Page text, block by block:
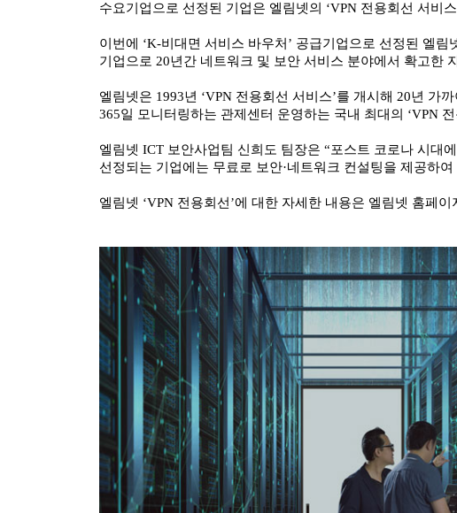
수요기업으로 선정된 기업은 엘림넷의 ‘VPN 전용회선 서비
이번에 ‘K-비대면 서비스 바우처’ 공급기업으로 선정된 엘
기업으로 20년간 네트워크 및 보안 서비스 분야에서 확고한
엘림넷은 1993년 ‘VPN 전용회선 서비스’를 개시해 20년 가
365일 모니터링하는 관제센터 운영하는 국내 최대의 ‘VPN
엘림넷 ICT 보안사업팀 신희도 팀장은 “포스트 코로나 시대
선정되는 기업에는 무료로 보안·네트워크 컨설팅을 제공하
엘림넷 ‘VPN 전용회선’에 대한 자세한 내용은 엘림넷 홈페이